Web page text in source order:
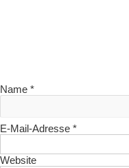
Name *
E-Mail-Adresse *
Website